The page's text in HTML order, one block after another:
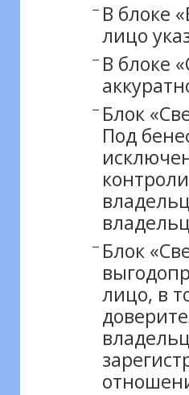
В блоке
лицо
В блоке
Блок
Под
Блок
лицо, в